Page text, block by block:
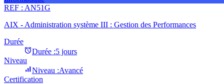
REF : AN51G
AIX - Administration système III : Gestion des Performances
Durée
Durée :5 jours
Niveau
Niveau :Avancé
Certification